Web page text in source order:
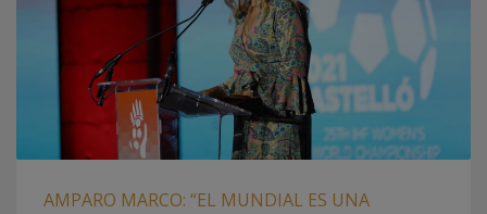
AMPARO MARCO: “EL MUNDIAL ES UNA